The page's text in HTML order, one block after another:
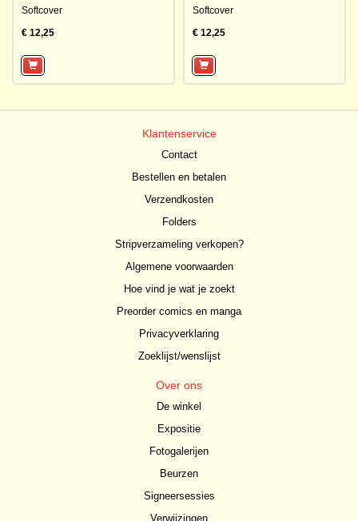
Softcover
€ 12,25
Softcover
€ 12,25
Klantenservice
Contact
Bestellen en betalen
Verzendkosten
Folders
Stripverzameling verkopen?
Algemene voorwaarden
Hoe vind je wat je zoekt
Preorder comics en manga
Privacyverklaring
Zoeklijst/wenslijst
Over ons
De winkel
Expositie
Fotogalerijen
Beurzen
Signeersessies
Verwijzingen